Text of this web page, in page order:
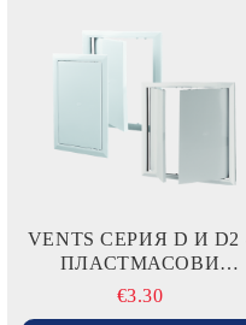
VENTS СЕРИЯ D И D2 -
ПЛАСТМАСОВИ
РЕВИЗИОННИ ОТВОРИ
€3.30